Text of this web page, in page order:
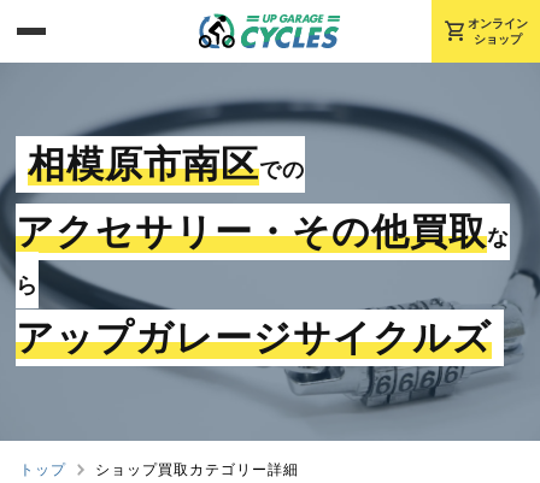
shopping_cart オンライン
ショップ
相模原市南区での
アクセサリー・その他買取な
ら
アップガレージサイクルズ
トップ ショップ買取カテゴリー詳細